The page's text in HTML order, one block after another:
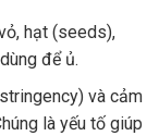
hạt (seeds),
để ủ.
và cảm
là yếu tố giúp